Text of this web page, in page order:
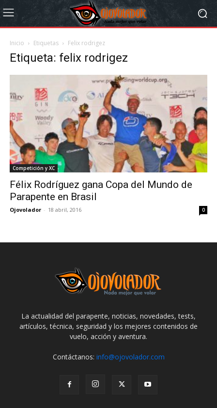
Inicio Etiquetas Felix rodrigez
Etiqueta: felix rodrigez
Competición y XC
Félix Rodríguez gana Copa del Mundo de
Parapente en Brasil
Ojovolador - 18 abril, 2016 0
La actualidad del parapente, noticias, novedades, tests,
artículos, técnica, seguridad y los mejores contenidos de
vuelo, acción y aventura.
Contáctanos: info@ojovolador.com